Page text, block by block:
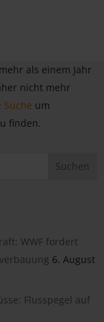
als einem Jahr
nicht mehr
Suche um
finden.
WWF fordert
6. August
Flusspegel auf